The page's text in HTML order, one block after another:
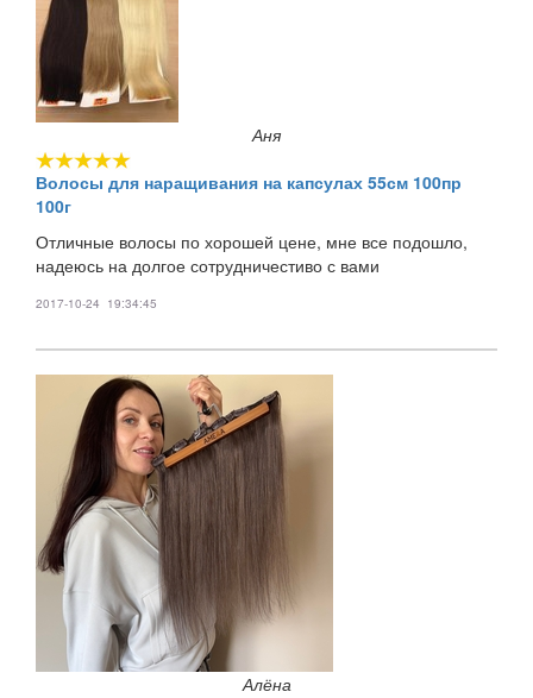
Аня
Волосы для наращивания на капсулах 55см 100пр
100г
Отличные волосы по хорошей цене, мне все подошло,
надеюсь на долгое сотрудничестиво с вами
2017-10-24 19:34:45
Алёна